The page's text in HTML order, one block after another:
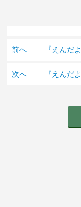
前へ 『えんだ
次へ 『えんだ